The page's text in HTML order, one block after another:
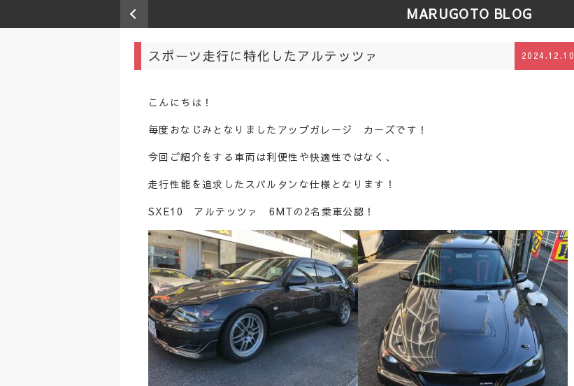
MARUGOTO BLOG
スポーツ走行に特化したアルテッツァ 2024.12.10
こんにちは！
毎度おなじみとなりましたアップガレージ カーズです！
今回ご紹介をする車両は利便性や快適性ではなく、
走行性能を追求したスパルタンな仕様となります！
SXE10 アルテッツァ 6MTの2名乗車公認！